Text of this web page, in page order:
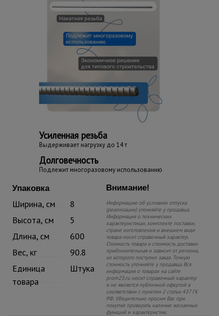
Усиленная резьба
Выдерживает нагрузку до 14 т
Долговечность
Подлежит многоразовому использованию
Упаковка
Ширина, см
8
Высота, см
5
Длина, см
600
Вес, кг
90.8
Единица
товара
Штука
Внимание!
Информацию об условиях отпуска
(реализации) уточняйте у продавца.
Информация о технических
характеристиках, комплекте поставки,
стране изготовления и внешнем виде
товара носит справочный характер.
Стоимость товара и стоимость доставки
приблизительная и зависит от региона,
из которого поступил заказ. Точную
стоимость уточняйте у продавца. Вся
информация о товарах на сайте
prom23.ru носит справочный характер
и не является публичной офертой в
соответствии с пунктом 2 статьи 437 ГК
РФ. Убедительно просим Вас при
покупке проверять наличие желаемых
функций и характеристик.